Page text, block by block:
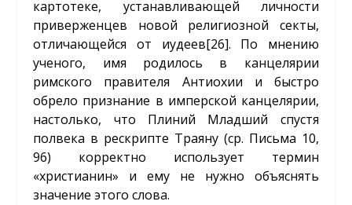
картотеке, устанавливающей личности
приверженцев новой религиозной секты,
отличающейся от иудеев[26]. По мнению
ученого, имя родилось в канцелярии
римского правителя Антиохии и быстро
обрело признание в имперской канцелярии,
настолько, что Плиний Младший спустя
полвека в рескрипте Траяну (ср. Письма 10,
96) корректно использует термин
«христианин» и ему не нужно объяснять
значение этого слова.